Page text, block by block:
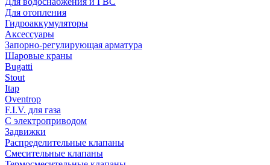
Для отопления
Гидроаккумуляторы
Аксессуары
Запорно-регулирующая арматура
Шаровые краны
Bugatti
Stout
Itap
Oventrop
F.I.V. для газа
С электроприводом
Задвижки
Распределительные клапаны
Cмесительные клапаны